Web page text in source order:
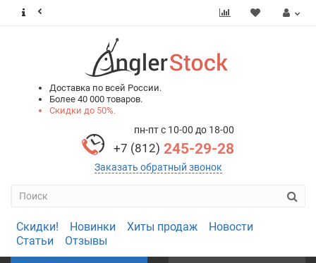
Доставка по всей России.
Более 40 000 товаров.
Скидки до 50%.
пн-пт с 10-00 до 18-00
+7 (812) 245-29-28
Заказать обратный звонок
Скидки! Новинки Хиты продаж
Новости
Статьи
Отзывы